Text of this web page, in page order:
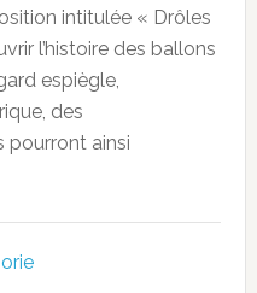
intitulée « Drôles
l’histoire des ballons
espiègle,
des
pourront ainsi